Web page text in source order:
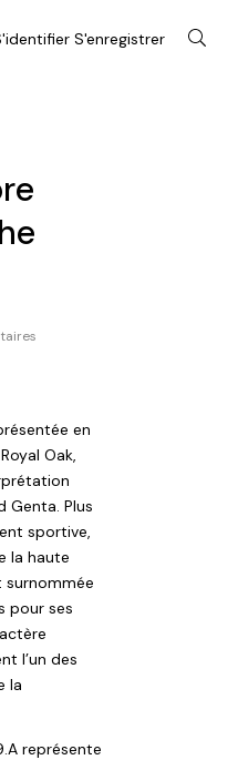
S'enregistrer
en
Oak,
Genta. Plus
sportive,
la haute
surnommée
pour ses
l’un des
la
représente